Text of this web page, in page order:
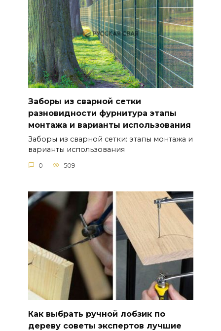
Заборы из сварной сетки
разновидности фурнитура этапы
монтажа и варианты использования
Заборы из сварной сетки: этапы монтажа и
варианты использования
0 509
Как выбрать ручной лобзик по
дереву советы экспертов лучшие